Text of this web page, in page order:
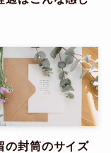
の封筒のサイズ